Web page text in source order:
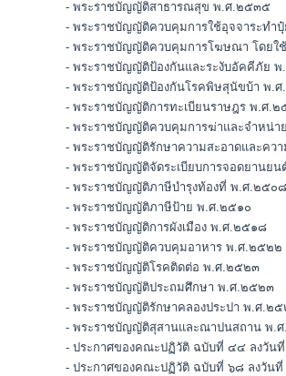
- พระราชบัญญัติสาธารณสุข พ.ศ.๒๕๓๕
- พระราชบัญญัติควบคุมการใช้อุจจาระทำ
- พระราชบัญญัติควบคุมการโฆษณา โดยใ
- พระราชบัญญัติป้องกันและระงับอัคคีภัย
- พระราชบัญญัติป้องกันโรคพิษสุนัขบ้า พ.
- พระราชบัญญัติการทะเบียนราษฎร พ.ศ.
- พระราชบัญญัติควบคุมการฆ่าและจำหน่า
- พระราชบัญญัติรักษาความสะอาดและควา
- พระราชบัญญัติจัดระเบียบการจอดยานย
- พระราชบัญญัติภาษีบำรุงท้องที่ พ.ศ.๒๕๐๘
- พระราชบัญญัติภาษีป้าย พ.ศ.๒๕๑๐
- พระราชบัญญัติการผังเมือง พ.ศ.๒๕๑๘
- พระราชบัญญัติควบคุมอาหาร พ.ศ.๒๕๒๒
- พระราชบัญญัติโรคติดต่อ พ.ศ.๒๕๒๓
- พระราชบัญญัติประถมศึกษา พ.ศ.๒๕๒๓
- พระราชบัญญัติรักษาคลองประปา พ.ศ.๒
- พระราชบัญญัติสุสานและณาปนสถาน พ.
- ประกาศของคณะปฏิวัติ ฉบับที่ ๔๔ ลงวัน
- ประกาศของคณะปฏิวัติ ฉบับที่ ๖๘ ลงวัน